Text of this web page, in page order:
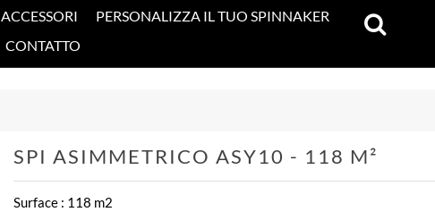
ACCESSORI
PERSONALIZZA IL TUO SPINNAKER
CONTATTO
SPI ASIMMETRICO ASY10 - 118 M²
Surface : 118 m2